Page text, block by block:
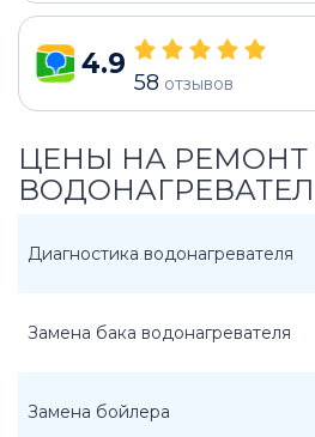
4.9
58 отзывов
ЦЕНЫ НА РЕМОНТ
Диагностика водонагревателя
Замена бака водонагревателя
Замена бойлера